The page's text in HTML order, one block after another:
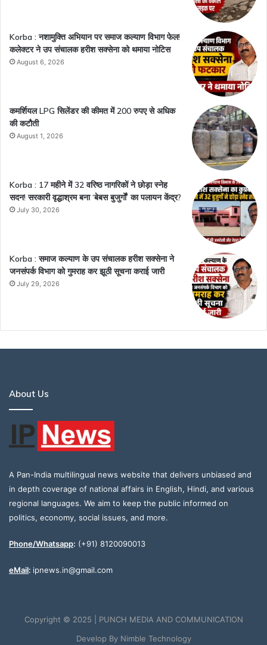
Korba : नशामुक्ति अभियान पर समाज कल्याण विभाग फेल!
कलेक्टर ने उप संचालक हरीश सक्सेना को थमाया नोटिस
August 6, 2026
कमर्शियल LPG सिलेंडर की कीमत में 200 रुपए से अधिक
की कटौती
August 1, 2026
Korba : 17 महीने में 32 वरिष्ठ नागरिकों ने छोड़ा स्नेह
सदन! सरकारी वृद्धाश्रम बना ‘बेबस बुजुर्गों’ का पलायन केंद्र?
July 30, 2026
Korba : समाज कल्याण के उप संचालक हरीश सक्सेना ने
जनसंपर्क विभाग को गुमराह कर झूठी सूचना कराई जारी
July 29, 2026
About Us
A Pan-India multilingual news website that delivers unbiased and
in depth coverage of national affairs in English, Hindi, and various
regional languages. We aim to keep the public informed on
politics, economy, social issues, and more.
Phone/Whatsapp: (+91) 8120090013
eMail: ipnews.in@gmail.com
Copyright © 2025 | PUNCH MEDIA AND COMMUNICATION
Develop By Nimble Technology